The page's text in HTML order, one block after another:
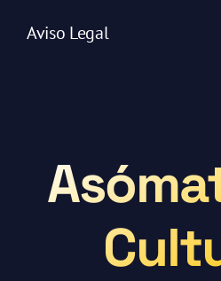
Aviso Legal